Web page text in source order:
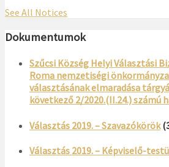
See All Notices
Dokumentumok
Szűcsi Község Helyi Választási
Roma nemzetiségi
választásának elmaradása
következő 2/2020.(II.24.) számú
Választás 2019. – Szavazókörök
Választás 2019. – Képviselő-